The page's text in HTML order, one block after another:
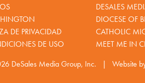
DE PRIVACIDAD
DE USO
DESALES
DIOCESE OF
CATHOLIC
MEET ME IN
DeSales Media Group, Inc. | Website